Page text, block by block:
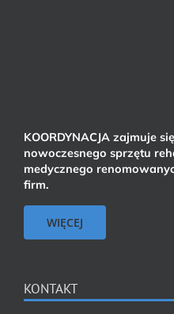
KOORDYNACJA zajmuje
nowoczesnego sprzętu
medycznego
firm.
WIĘCEJ
KONTAKT